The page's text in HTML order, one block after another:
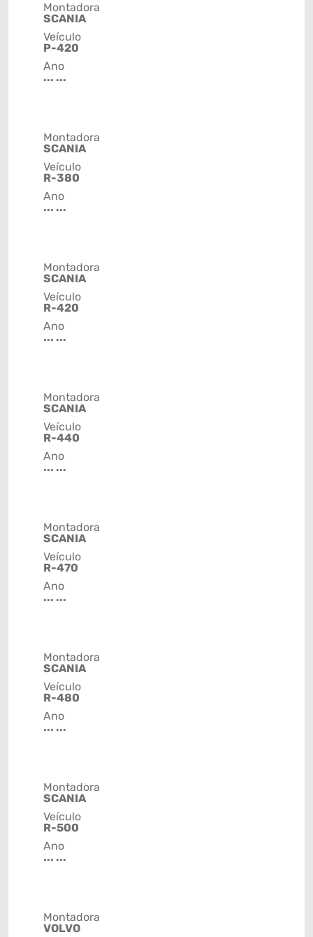
Montadora
SCANIA
Veículo
P-420
Ano
... ...
Montadora
SCANIA
Veículo
R-380
Ano
... ...
Montadora
SCANIA
Veículo
R-420
Ano
... ...
Montadora
SCANIA
Veículo
R-440
Ano
... ...
Montadora
SCANIA
Veículo
R-470
Ano
... ...
Montadora
SCANIA
Veículo
R-480
Ano
... ...
Montadora
SCANIA
Veículo
R-500
Ano
... ...
Montadora
VOLVO